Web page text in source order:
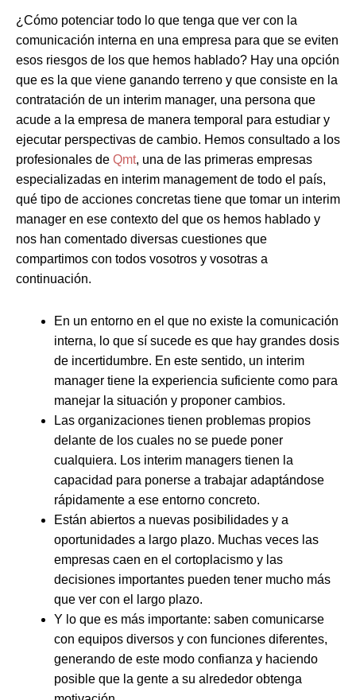
¿Cómo potenciar todo lo que tenga que ver con la
comunicación interna en una empresa para que se eviten
esos riesgos de los que hemos hablado? Hay una opción
que es la que viene ganando terreno y que consiste en la
contratación de un interim manager, una persona que
acude a la empresa de manera temporal para estudiar y
ejecutar perspectivas de cambio. Hemos consultado a los
profesionales de Qmt, una de las primeras empresas
especializadas en interim management de todo el país,
qué tipo de acciones concretas tiene que tomar un interim
manager en ese contexto del que os hemos hablado y
nos han comentado diversas cuestiones que
compartimos con todos vosotros y vosotras a
continuación.
En un entorno en el que no existe la comunicación
interna, lo que sí sucede es que hay grandes dosis
de incertidumbre. En este sentido, un interim
manager tiene la experiencia suficiente como para
manejar la situación y proponer cambios.
Las organizaciones tienen problemas propios
delante de los cuales no se puede poner
cualquiera. Los interim managers tienen la
capacidad para ponerse a trabajar adaptándose
rápidamente a ese entorno concreto.
Están abiertos a nuevas posibilidades y a
oportunidades a largo plazo. Muchas veces las
empresas caen en el cortoplacismo y las
decisiones importantes pueden tener mucho más
que ver con el largo plazo.
Y lo que es más importante: saben comunicarse
con equipos diversos y con funciones diferentes,
generando de este modo confianza y haciendo
posible que la gente a su alrededor obtenga